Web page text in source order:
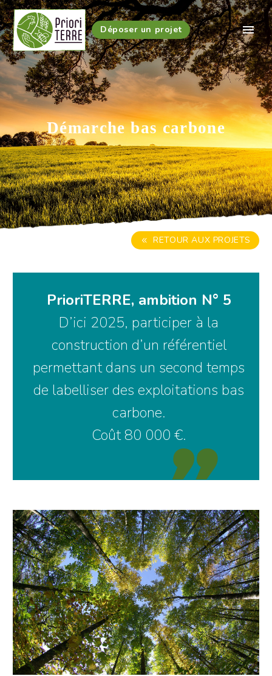
Déposer un projet
Démarche bas carbone
8 RETOUR AUX PROJETS
PrioriTERRE, ambition N° 5
D’ici 2025, participer à la
construction d’un référentiel
permettant dans un second temps
de labelliser des exploitations bas
carbone.
Coût 80 000 €.
